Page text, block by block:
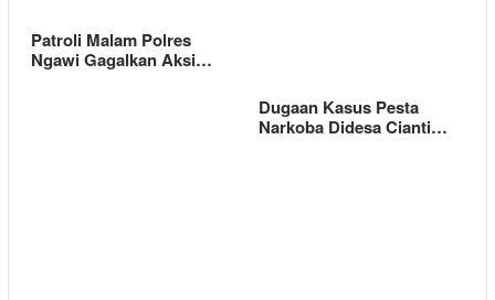
Patroli Malam Polres
Ngawi Gagalkan Aksi…
Dugaan Kasus Pesta
Narkoba Didesa Cianti…